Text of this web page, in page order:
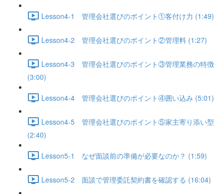
Lesson4-1 管理会社選びのポイント①客付け力 (1:49)
Lesson4-2 管理会社選びのポイント②管理料 (1:27)
Lesson4-3 管理会社選びのポイント③管理業務の特徴
(3:00)
Lesson4-4 管理会社選びのポイント④囲い込み (5:01)
Lesson4-5 管理会社選びのポイント⑤家主寄り添い型
(2:40)
Lesson5-1 なぜ面談前の準備が必要なのか？ (1:59)
Lesson5-2 面談で管理委託契約書を確認する (16:04)